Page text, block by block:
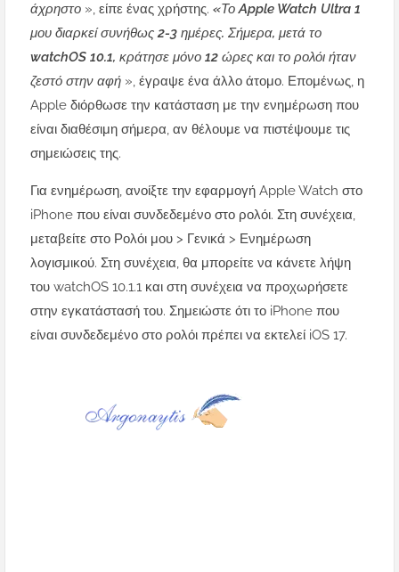
άχρηστο », είπε ένας χρήστης. «Το Apple Watch Ultra 1
μου διαρκεί συνήθως 2-3 ημέρες. Σήμερα, μετά το
watchOS 10.1, κράτησε μόνο 12 ώρες και το ρολόι ήταν
ζεστό στην αφή », έγραψε ένα άλλο άτομο. Επομένως, η
Apple διόρθωσε την κατάσταση με την ενημέρωση που
είναι διαθέσιμη σήμερα, αν θέλουμε να πιστέψουμε τις
σημειώσεις της.
Για ενημέρωση, ανοίξτε την εφαρμογή Apple Watch στο
iPhone που είναι συνδεδεμένο στο ρολόι. Στη συνέχεια,
μεταβείτε στο Ρολόι μου > Γενικά > Ενημέρωση
λογισμικού. Στη συνέχεια, θα μπορείτε να κάνετε λήψη
του watchOS 10.1.1 και στη συνέχεια να προχωρήσετε
στην εγκατάστασή του. Σημειώστε ότι το iPhone που
είναι συνδεδεμένο στο ρολόι πρέπει να εκτελεί iOS 17.